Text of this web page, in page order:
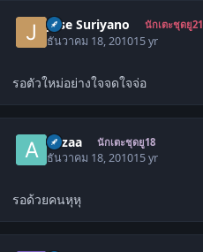
Jose Suriyano นักเตะชุดยู21
ธันวาคม 18, 201015 yr
รอตัวใหม่อย่างใจจดใจจ่อ
auzaa นักเตะชุดยู18
ธันวาคม 18, 201015 yr
รอด้วยคนหุหุ